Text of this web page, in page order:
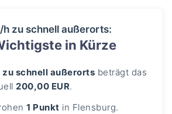
zu schnell außerorts:
in Kürze
schnell außerorts beträgt das
200,00 EUR.
1 Punkt in Flensburg.